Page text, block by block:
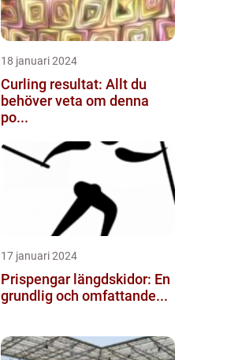
18 januari 2024
Curling resultat: Allt du
behöver veta om denna
po...
17 januari 2024
Prispengar längdskidor: En
grundlig och omfattande...